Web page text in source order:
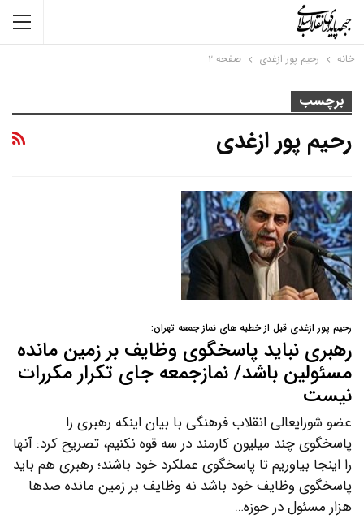
خانه رحیم پور ازغدی صفحه ۲
برچسب
رحیم پور ازغدی
رحیم پور ازغدی قبل از خطبه های نماز جمعه تهران:
رهبری نباید پاسخگوی وظایف بر زمین مانده
مسئولین باشد/ نمازجمعه جای تکرار مکررات
نیست
عضو شورایعالی انقلاب فرهنگی با بیان اینکه رهبری را
پاسخگوی چند میلیون کارمند در سه قوه نکنیم، تصریح کرد: آنها
را اینجا بیاوریم تا پاسخگوی عملکرد خود باشند؛ رهبری هم باید
پاسخگوی وظایف خود باشد نه وظایف بر زمین مانده صدها
هزار مسئول در حوزه…